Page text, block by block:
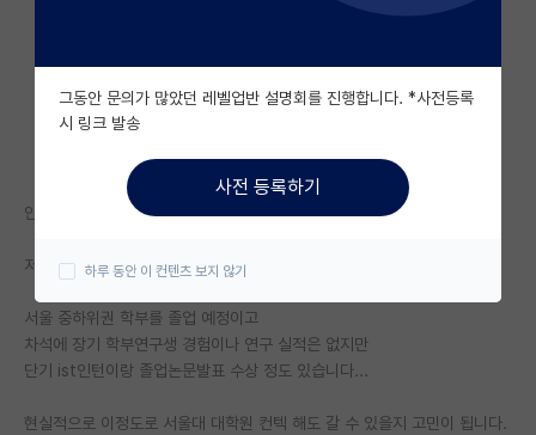
자유 게시판(아무개랩)
미국 유학 게시판
미국 대학원 합격 후기 게시판
대학원생 모집 게시판
연구실(PI) 홍보 게시판
석박사 채용 정보 게시판
안녕하세요 선배님들,
저는 서울대학교 반도체 랩 입시를 준비중인 학생입니다.
서울 중하위권 학부를 졸업 예정이고
차석에 장기 학부연구생 경험이나 연구 실적은 없지만
단기 ist인턴이랑 졸업논문발표 수상 정도 있습니다...
현실적으로 이정도로 서울대 대학원 컨텍 해도 갈 수 있을지 고민이 됩니다.
그동안 문의가 많았던 레벨업반 설명회를 진행합니다. *사전등록
시 링크 발송
사전 등록하기
하루 동안 이 컨텐츠 보지 않기